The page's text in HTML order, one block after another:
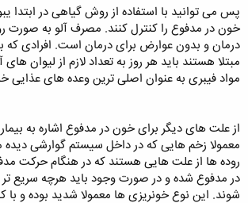
پس می توانید با استفاده از روش گیاهی در
خون در مدفوع را کنترل کنند. مصرف آلو به صورت
درمان و بدون عوارض برای درمان است. افرادی
مبتلا هستند باید هر روز به تعداد لازم از لیوان
مواد فیبری به عنوان اصلی ترین وعده های عذایی
از علت های دیگر برای خون در مدفوع اشاره به
معمولا زخم هایی که در داخل سیستم گوارشی دیده
روده ها از علت هایی هستند که در هنگام حرکت
در مدفوع شده و در صورت وجود باید هرچه سریع
شوند. این نوع خونریزی ها معمولا شدید بوده و